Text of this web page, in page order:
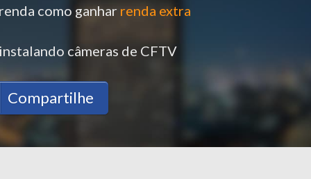
como ganhar renda extra
câmeras de CFTV
Compartilhe